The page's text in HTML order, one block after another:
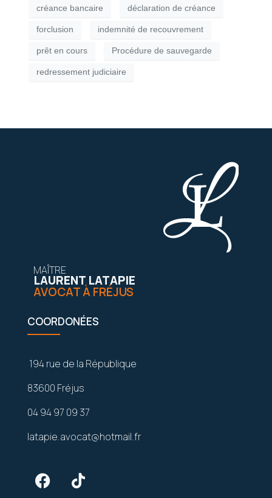
créance bancaire déclaration de créance
forclusion indemnité de recouvrement
prêt en cours Procédure de sauvegarde
redressement judiciaire
MAÎTRE
LAURENT LATAPIE
AVOCAT À FRÉJUS
COORDONÉES
194 rue de la République
83600 Fréjus
04 94 97 09 37
latapie.avocat@hotmail.fr